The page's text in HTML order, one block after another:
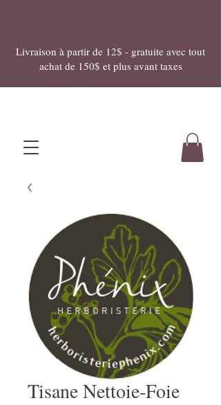
Livraison à partir de 12$ - gratuite avec tout
achat de 150$ et plus avant taxes
Tisane Nettoie-Foie